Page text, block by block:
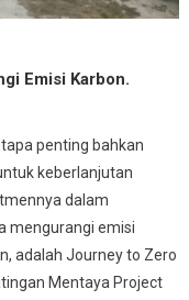
Emisi Karbon.
penting bahkan
keberlanjutan
dalam
mengurangi emisi
adalah Journey to Zero
Mentaya Project